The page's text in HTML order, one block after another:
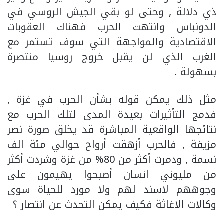
ذي دلالة , وحتى لو بقي الجيش الروسي في
الدونباس وانتهت الحرب فهناك العقوبات
الاقتصادية والمواجهة التي سوف تستمر مع
الغرب الذي لن يقبل خروج روسيا منتصرة
بسهولة .
مثل ذلك يمكن قوله بشأن الحرب في غزة ,
فدمج التأثيرات بعيدة المدى لتلك الحرب مع
نتائجها الواقعية المباشرة قد يخلق صورة نصر
مزيفة , فالحرب أزهقت أرواح حوالي مئة الف
نسمة , ودمرت أكثر من 80% من غزة وشردت أكثر
من مليوني انسان أصبحوا يهيمون على
وجوههم لاسند لهم ولا مورد للحياة سوى
وكالات الاغاثة فكيف يمكن التحدث عن انتصار ؟